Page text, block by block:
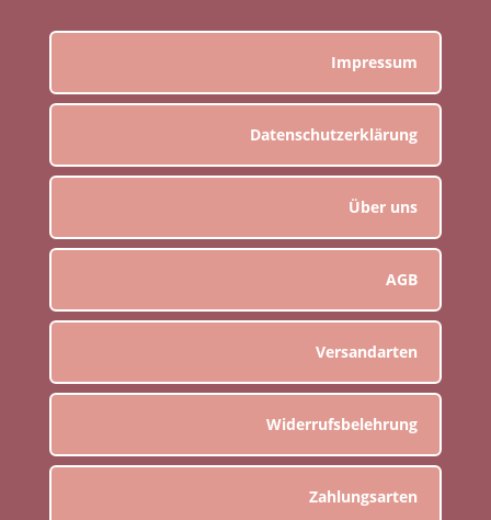
Impressum
Datenschutzerklärung
Über uns
AGB
Versandarten
Widerrufsbelehrung
Zahlungsarten